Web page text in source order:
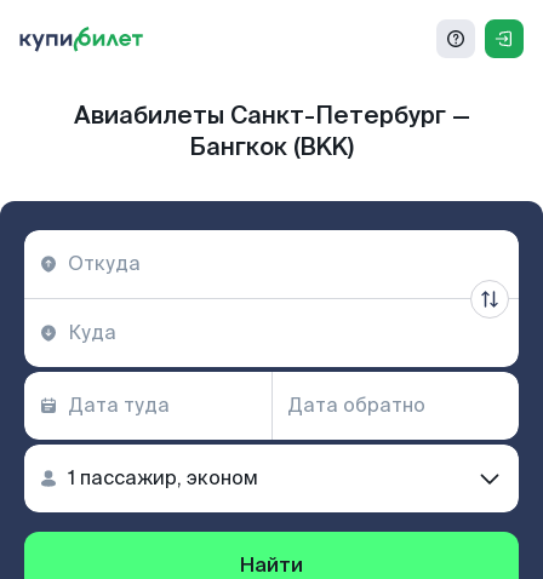
Авиабилеты Санкт-Петербург —
Бангкок (BKK)
Найти